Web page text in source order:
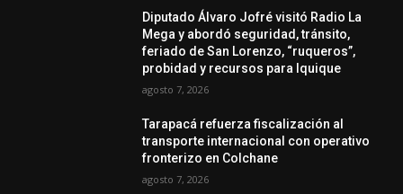
Diputado Álvaro Jofré visitó Radio La
Mega y abordó seguridad, tránsito,
feriado de San Lorenzo, “ruqueros”,
probidad y recursos para Iquique
agosto 7, 2026
Tarapacá refuerza fiscalización al
transporte internacional con operativo
fronterizo en Colchane
agosto 7, 2026